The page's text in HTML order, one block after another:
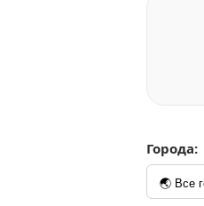
Города: